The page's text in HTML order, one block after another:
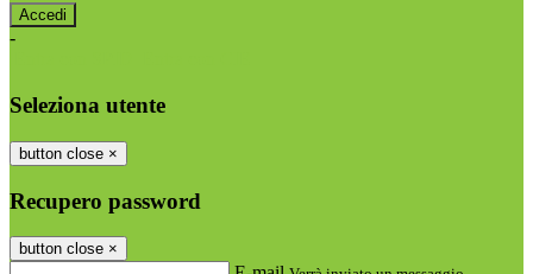
-
Seleziona utente
button close ×
Recupero password
button close ×